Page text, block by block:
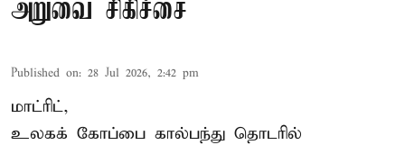
அறுவை சிகிச்சை
Published on: 28 Jul 2026, 2:42 pm
மாட்ரிட்,
உலகக் கோப்பை கால்பந்து தொடரில்